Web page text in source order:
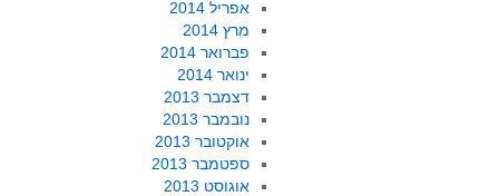
אפריל 2014
מרץ 2014
פברואר 2014
ינואר 2014
דצמבר 2013
נובמבר 2013
אוקטובר 2013
ספטמבר 2013
אוגוסט 2013